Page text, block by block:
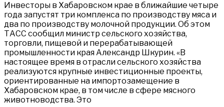
Инвесторы в Хабаровском крае в ближайшие четыре
года запустят три комплекса по производству мяса и
два по производству молочной продукции. Об этом
ТАСС сообщил министр сельского хозяйства,
торговли, пищевой и перерабатывающей
промышленности края Александр Шкурин. «В
настоящее время в отрасли сельского хозяйства
реализуются крупные инвестиционные проекты,
ориентированные на импортозамещение в
Хабаровском крае, в том числе в сфере мясного
животноводства. Это